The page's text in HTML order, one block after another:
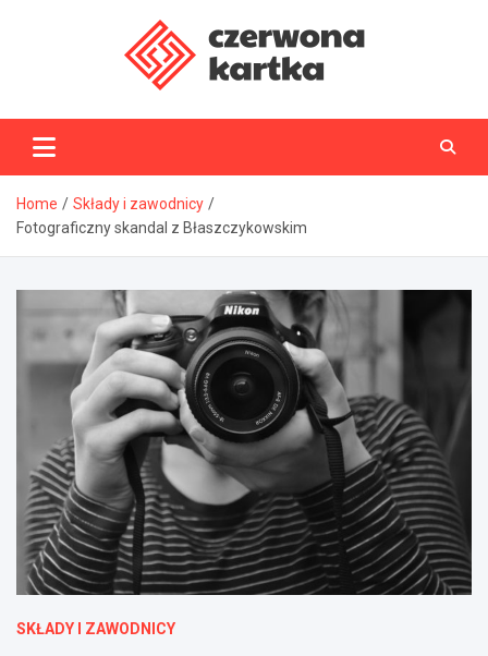
CzerwonaKartka.pl
Home
Składy i zawodnicy
Fotograficzny skandal z Błaszczykowskim
SKŁADY I ZAWODNICY